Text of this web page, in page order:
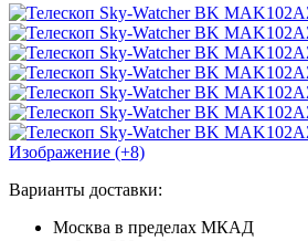
Изображение (+8)
Варианты доставки:
Москва в пределах МКАД